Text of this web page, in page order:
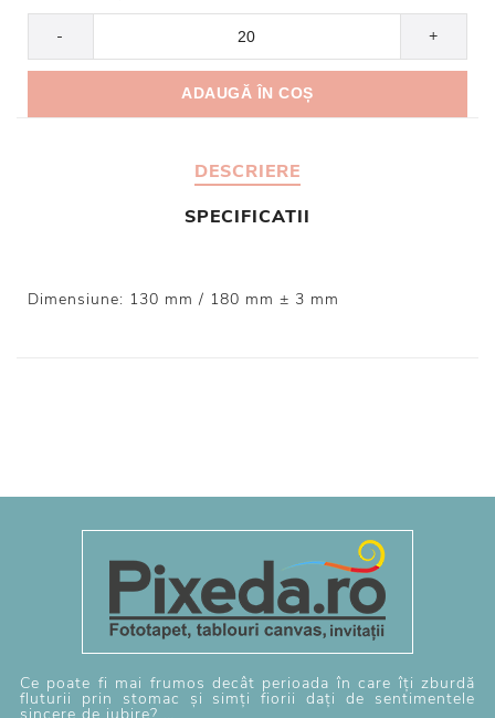
- +
DESCRIERE
SPECIFICATII
Dimensiune: 130 mm / 180 mm ± 3 mm
Ce poate fi mai frumos decât perioada în care îți zburdă
fluturii prin stomac și simți fiorii dați de sentimentele